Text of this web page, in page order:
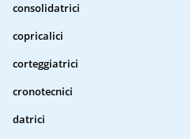
consolidatrici
copricalici
corteggiatrici
cronotecnici
datrici